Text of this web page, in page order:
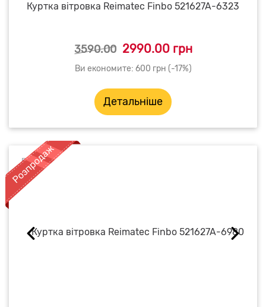
Куртка вітровка Reimatec Finbo 521627A-6323
3590.00 2990.00 грн
Ви економите: 600 грн (-17%)
Детальніше